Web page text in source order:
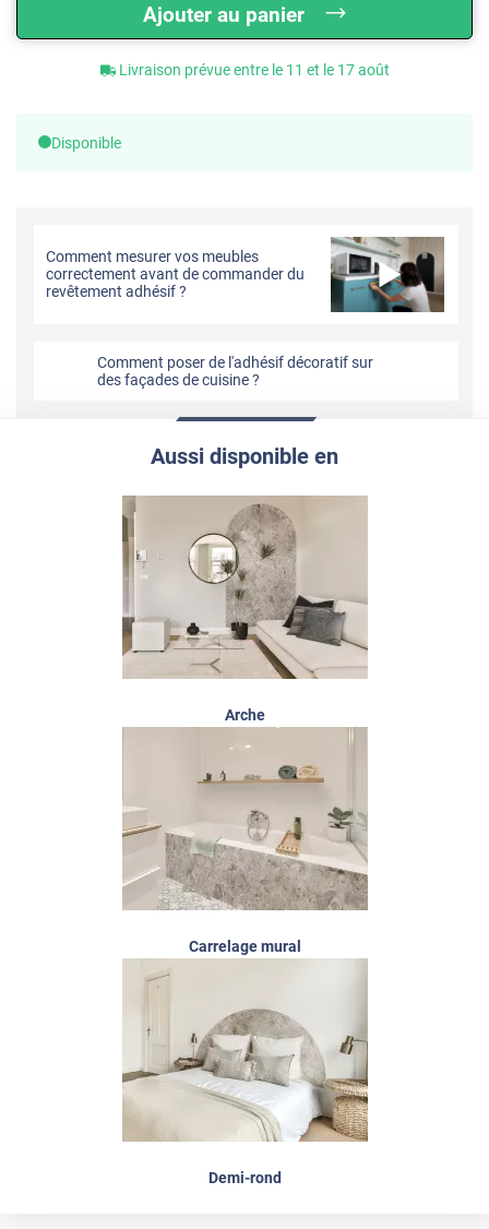
Ajouter au panier
Livraison prévue entre le 11 et le 17 août
Disponible
Comment mesurer vos meubles
correctement avant de commander du
revêtement adhésif ?
Comment poser de l'adhésif décoratif sur
des façades de cuisine ?
Aussi disponible en
Arche
Carrelage mural
Demi-rond